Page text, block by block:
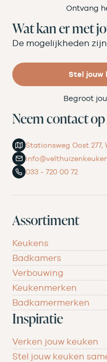
Ontvang
Wat kan er met
De mogelijkheden
Stel jouw
Begroot
Neem contact op
Stationsweg Oost 277,
033 - 720 00 72
Assortiment
Keukens
Badkamers
Verbouwing
Keukenmerken
Badkamermerken
Inspiratie
Verken jouw keuken
Stel jouw keuken